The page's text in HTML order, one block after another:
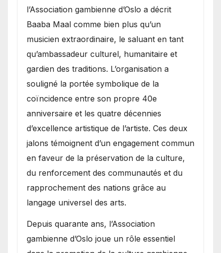
l’Association gambienne d’Oslo a décrit
Baaba Maal comme bien plus qu’un
musicien extraordinaire, le saluant en tant
qu’ambassadeur culturel, humanitaire et
gardien des traditions. L’organisation a
souligné la portée symbolique de la
coïncidence entre son propre 40e
anniversaire et les quatre décennies
d’excellence artistique de l’artiste. Ces deux
jalons témoignent d’un engagement commun
en faveur de la préservation de la culture,
du renforcement des communautés et du
rapprochement des nations grâce au
langage universel des arts.
​Depuis quarante ans, l’Association
gambienne d’Oslo joue un rôle essentiel